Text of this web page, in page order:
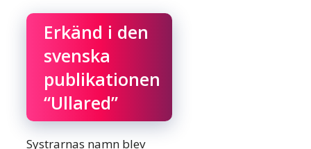
Erkänd i den
svenska
publikationen
“Ullared”
Systrarnas namn blev